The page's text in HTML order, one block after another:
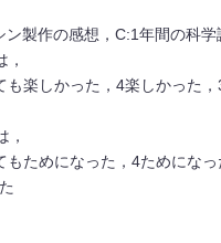
ン製作の感想，C:1年間の科学
，
も楽しかった，4楽しかった
，
もためになった，4ためにな